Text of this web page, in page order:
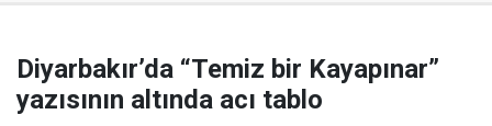
Diyarbakır’da “Temiz bir Kayapınar”
yazısının altında acı tablo